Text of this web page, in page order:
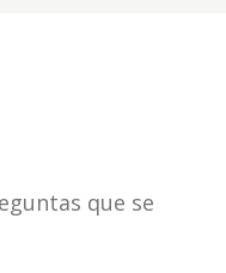
que se